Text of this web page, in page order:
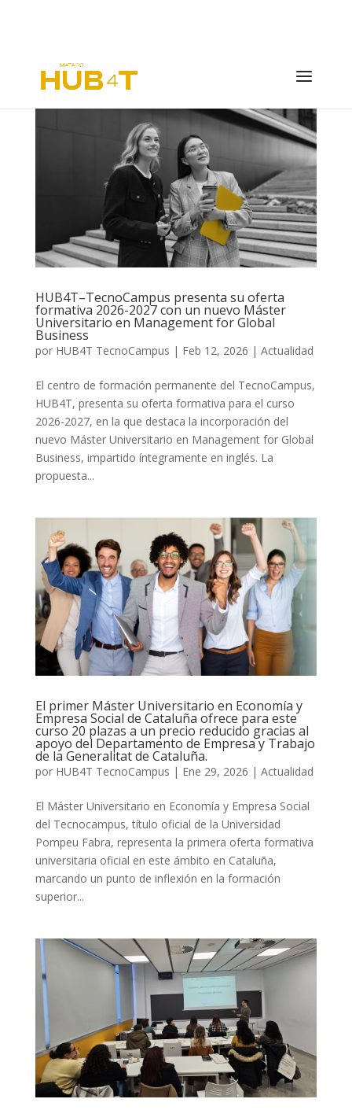
HUB4T–TecnoCampus presenta su oferta
formativa 2026-2027 con un nuevo Máster
Universitario en Management for Global
Business
por HUB4T TecnoCampus | Feb 12, 2026 | Actualidad
El centro de formación permanente del TecnoCampus,
HUB4T, presenta su oferta formativa para el curso
2026-2027, en la que destaca la incorporación del
nuevo Máster Universitario en Management for Global
Business, impartido íntegramente en inglés. La
propuesta...
El primer Máster Universitario en Economía y
Empresa Social de Cataluña ofrece para este
curso 20 plazas a un precio reducido gracias al
apoyo del Departamento de Empresa y Trabajo
de la Generalitat de Cataluña.
por HUB4T TecnoCampus | Ene 29, 2026 | Actualidad
El Máster Universitario en Economía y Empresa Social
del Tecnocampus, título oficial de la Universidad
Pompeu Fabra, representa la primera oferta formativa
universitaria oficial en este ámbito en Cataluña,
marcando un punto de inflexión en la formación
superior...